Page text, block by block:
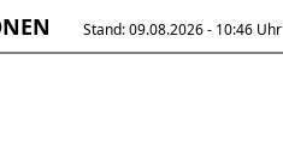
Stand: 09.08.2026 - 10:46 Uhr